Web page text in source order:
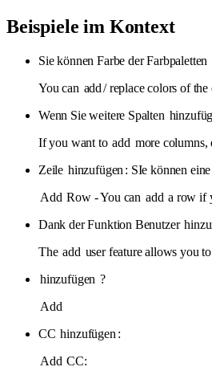
Beispiele im Kontext
Sie können Farbe der Farbpaletten
You can add/ replace colors of the
Wenn Sie weitere Spalten
If you want to add more columns,
Zeile hinzufügen : SIe können
Add Row - You can add a row if
Dank der Funktion Benutzer
The add user feature allows you to
hinzufügen ?
Add
CC hinzufügen :
Add CC: